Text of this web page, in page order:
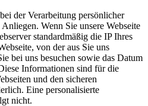
der Verarbeitung persönlicher
Wenn Sie unsere Webseite
standardmäßig die IP Ihres
von der aus Sie uns
bei uns besuchen sowie das Datum
Informationen sind für die
und den sicheren
Eine personalisierte
nicht.